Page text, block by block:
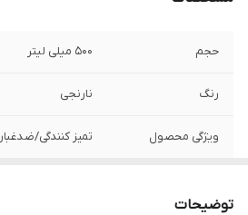
حجم 500 میلی لیتر
رنگ نارنجی
ویژگی محصول تمیز کنندگی/ضدغبار
توضیحات